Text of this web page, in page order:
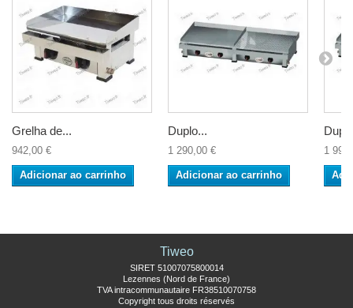
Grelha de...
942,00 €
Adicionar ao carrinho
Duplo...
1 290,00 €
Adicionar ao carrinho
1
Tiweo
SIRET 51007075800014
Lezennes (Nord de France)
TVA intracommunautaire FR38510070758
Copyright tous droits réservés